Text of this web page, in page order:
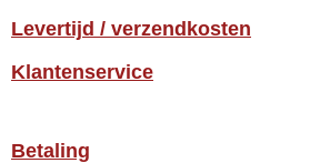
Levertijd / verzendkosten
Klantenservice
Betaling